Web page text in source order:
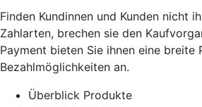
Finden Kundinnen und Kunden nicht
Zahlarten, brechen sie den
Payment bieten Sie ihnen eine breite
Bezahlmöglichkeiten an.
Überblick Produkte